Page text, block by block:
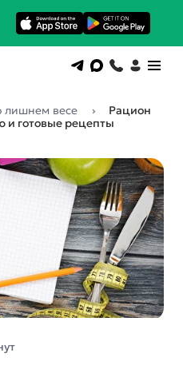
лишнем весе
Рацион
и готовые рецепты